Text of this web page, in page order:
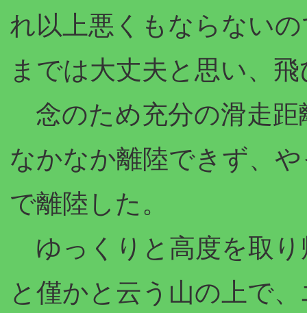
れ以上悪くもならない
までは大丈夫と思い、
念のため充分の滑走距
なかなか離陸できず、
で離陸した。
ゆっくりと高度を取り
と僅かと云う山の上で